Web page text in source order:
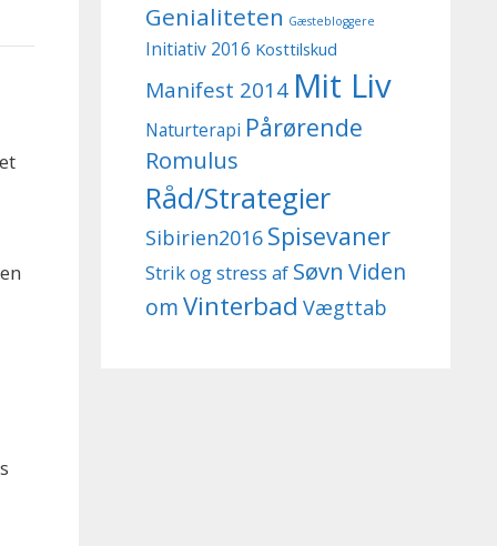
Genialiteten Gæstebloggere
Initiativ 2016 Kosttilskud
Manifest 2014 Mit Liv
Naturterapi Pårørende
Romulus
Råd/Strategier
Sibirien2016 Spisevaner
Strik og stress af Søvn Viden
omVinterbad Vægttab